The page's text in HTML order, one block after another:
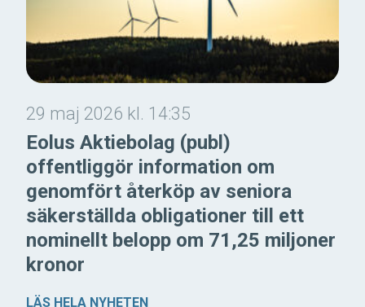
29 maj 2026 kl. 14:35
Eolus Aktiebolag (publ)
offentliggör information om
genomfört återköp av seniora
säkerställda obligationer till ett
nominellt belopp om 71,25 miljoner
kronor
LÄS HELA NYHETEN